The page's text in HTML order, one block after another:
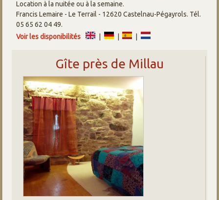
Location à la nuitée ou à la semaine.
Francis Lemaire - Le Terrail - 12620 Castelnau-Pégayrols. Tél.
05 65 62 04 49.
Voir les disponibilités
Gîte près de Millau